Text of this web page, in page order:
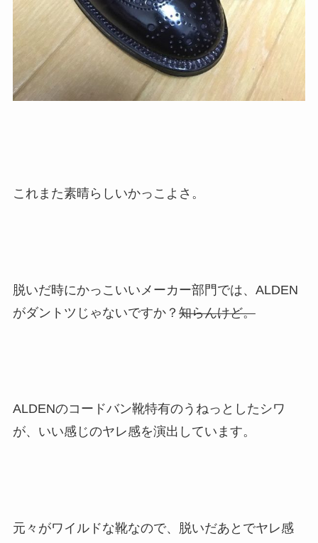
これまた素晴らしいかっこよさ。
脱いだ時にかっこいいメーカー部門では、ALDEN
がダントツじゃないですか？ 知らんけど。
ALDENのコードバン靴特有のうねっとしたシワ
が、いい感じのヤレ感を演出しています。
元々がワイルドな靴なので、脱いだあとでヤレ感